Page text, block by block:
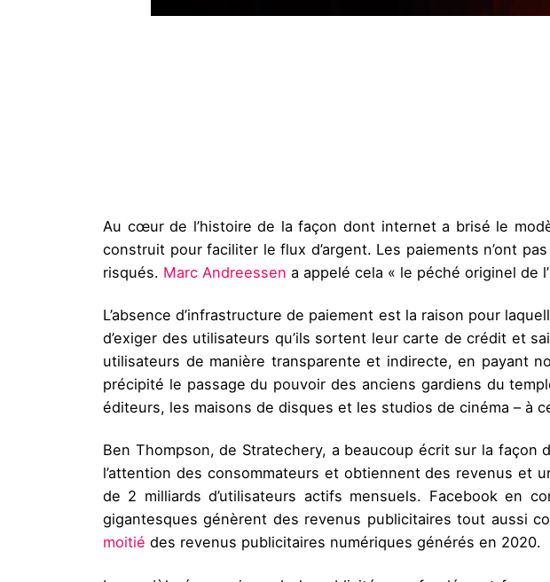
Au cœur de l’histoire de la façon dont internet a brisé le
construit pour faciliter le flux d’argent. Les paiements n’ont
risqués. Marc Andreessen a appelé cela « le péché originel de
L’absence d’infrastructure de paiement est la raison pour
d’exiger des utilisateurs qu’ils sortent leur carte de crédit et
utilisateurs de manière transparente et indirecte, en payant
précipité le passage du pouvoir des anciens gardiens du
éditeurs, les maisons de disques et les studios de cinéma – à
Ben Thompson, de Stratechery, a beaucoup écrit sur la façon
l’attention des consommateurs et obtiennent des revenus et
de 2 milliards d’utilisateurs actifs mensuels. Facebook en
gigantesques génèrent des revenus publicitaires tout aussi
moitié des revenus publicitaires numériques générés en 2020.